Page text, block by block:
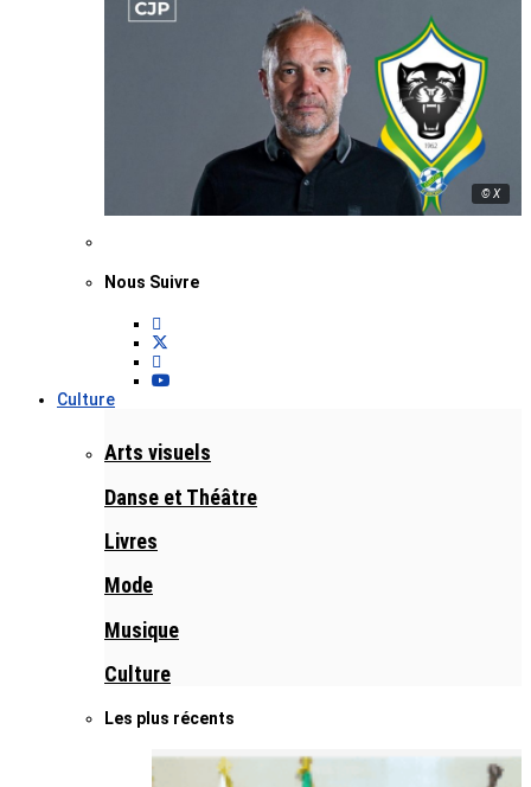
© X
Nous Suivre
Culture
Arts visuels
Danse et Théâtre
Livres
Mode
Musique
Culture
Les plus récents